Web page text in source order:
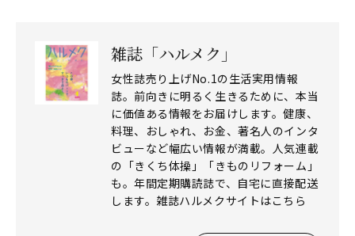
雑誌「ハルメク」
女性誌売り上げNo.1の生活実用情報
誌。前向きに明るく生きるために、本当
に価値ある情報をお届けします。健康、
料理、おしゃれ、お金、著名人のインタ
ビューなど幅広い情報が満載。人気連載
の「きくち体操」「きものリフォーム」
も。年間定期購読誌で、自宅に直接配送
します。雑誌ハルメクサイトはこちら
閉じる